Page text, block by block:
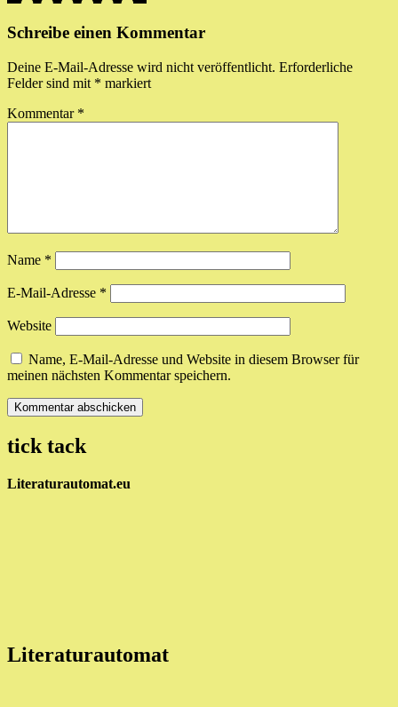
Schreibe einen Kommentar
Deine E-Mail-Adresse wird nicht veröffentlicht. Erforderliche
Felder sind mit * markiert
Kommentar *
Name *
E-Mail-Adresse *
Website
Name, E-Mail-Adresse und Website in diesem Browser für
meinen nächsten Kommentar speichern.
tick tack
Literaturautomat.eu
Literaturautomat